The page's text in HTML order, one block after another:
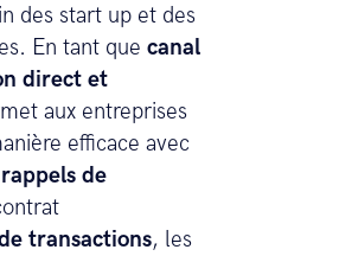
des start up et des
En tant que canal
direct et
aux entreprises
efficace avec
rappels de
transactions, les